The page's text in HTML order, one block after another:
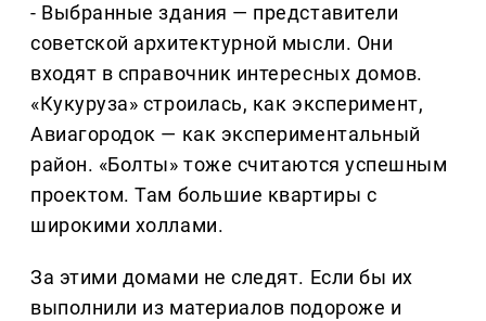
- Выбранные здания — представители
советской архитектурной мысли. Они
входят в справочник интересных домов.
«Кукуруза» строилась, как эксперимент,
Авиагородок — как экспериментальный
район. «Болты» тоже считаются успешным
проектом. Там большие квартиры с
широкими холлами.
За этими домами не следят. Если бы их
выполнили из материалов подороже и